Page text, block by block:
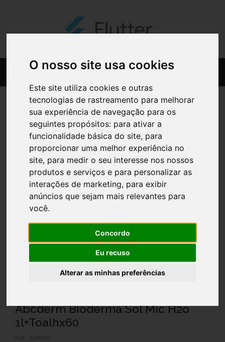
O nosso site usa cookies
Este site utiliza cookies e outras
tecnologias de rastreamento para melhorar
sua experiência de navegação para os
seguintes propósitos: para ativar a
funcionalidade básica do site, para
proporcionar uma melhor experiência no
site, para medir o seu interesse nos nossos
produtos e serviços e para personalizar as
interações de marketing, para exibir
anúncios que sejam mais relevantes para
você.
Concordo
Eu recuso
Alterar as minhas preferências
Abcderm Bioderma Sol Mic H2o
1l+Toalhx60
Ref.: 7478727